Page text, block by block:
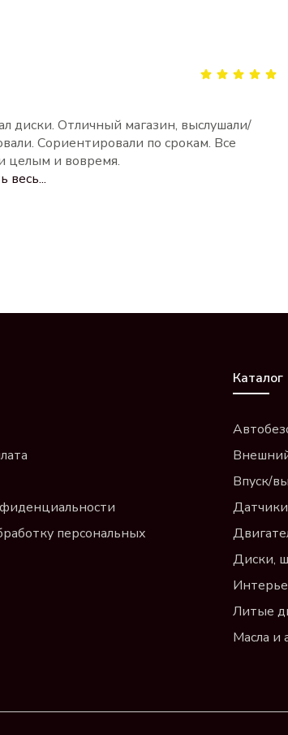
диски. Отличный магазин, выслушали/
Сориентировали по срокам. Все
целым и вовремя.
весь...
персональных
Каталог
Впуск/
Диски,
Литые
Масла и